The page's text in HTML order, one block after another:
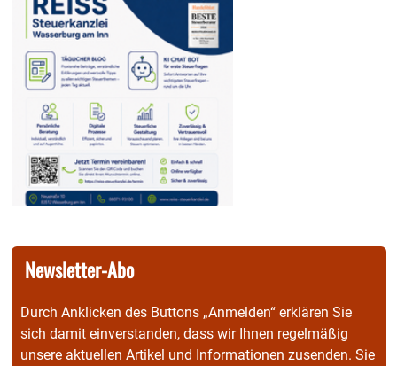
Newsletter-Abo
Durch Anklicken des Buttons „Anmelden“ erklären Sie
sich damit einverstanden, dass wir Ihnen regelmäßig
unsere aktuellen Artikel und Informationen zusenden. Sie